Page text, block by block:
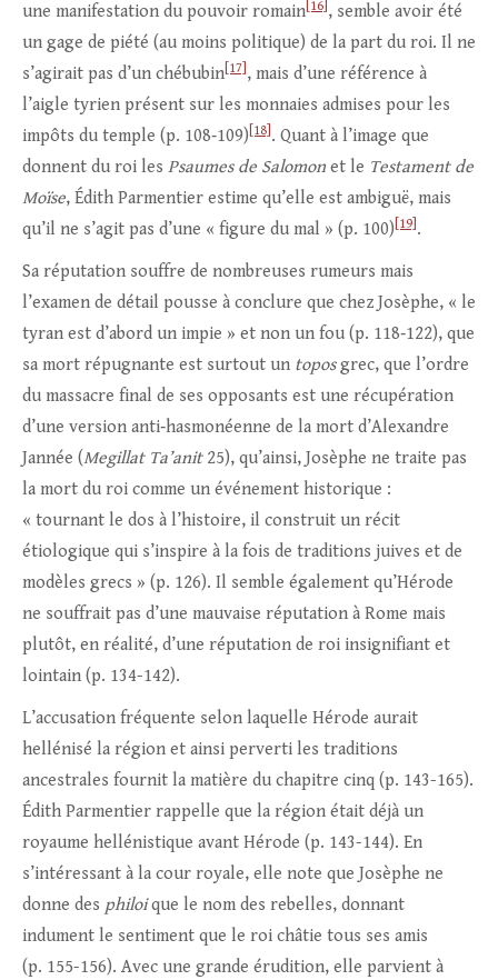
une manifestation du pouvoir romain [16] , semble avoir été
un gage de piété (au moins politique) de la part du roi. Il ne
s’agirait pas d’un chébubin [17] , mais d’une référence à
l’aigle tyrien présent sur les monnaies admises pour les
impôts du temple (p. 108‑109) [18] . Quant à l’image que
donnent du roi les Psaumes de Salomon et le Testament de
Moïse, Édith Parmentier estime qu’elle est ambiguë, mais
qu’il ne s’agit pas d’une « figure du mal » (p. 100) [19] .
Sa réputation souffre de nombreuses rumeurs mais
l’examen de détail pousse à conclure que chez Josèphe, « le
tyran est d’abord un impie » et non un fou (p. 118‑122), que
sa mort répugnante est surtout un toposgrec, que l’ordre
du massacre final de ses opposants est une récupération
d’une version anti‑hasmonéenne de la mort d’Alexandre
Jannée (Megillat Ta’anit25), qu’ainsi, Josèphe ne traite pas
la mort du roi comme un événement historique :
« tournant le dos à l’histoire, il construit un récit
étiologique qui s’inspire à la fois de traditions juives et de
modèles grecs » (p. 126). Il semble également qu’Hérode
ne souffrait pas d’une mauvaise réputation à Rome mais
plutôt, en réalité, d’une réputation de roi insignifiant et
lointain (p. 134-142).
L’accusation fréquente selon laquelle Hérode aurait
hellénisé la région et ainsi perverti les traditions
ancestrales fournit la matière du chapitre cinq (p. 143-165).
Édith Parmentier rappelle que la région était déjà un
royaume hellénistique avant Hérode (p. 143-144). En
s’intéressant à la cour royale, elle note que Josèphe ne
donne des philoique le nom des rebelles, donnant
indument le sentiment que le roi châtie tous ses amis
(p. 155-156). Avec une grande érudition, elle parvient à